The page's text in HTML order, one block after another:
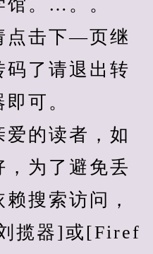
。…。。
击下—页继
码了请退出转
可。
的读者，如
为了避免丢
搜索访问，
揽器]或[Firef